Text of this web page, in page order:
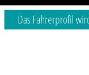
Das Fahrerprofil